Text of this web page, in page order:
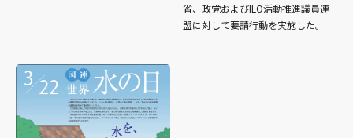
省、政党およびILO活動推進議員連
盟に対して要請行動を実施した。